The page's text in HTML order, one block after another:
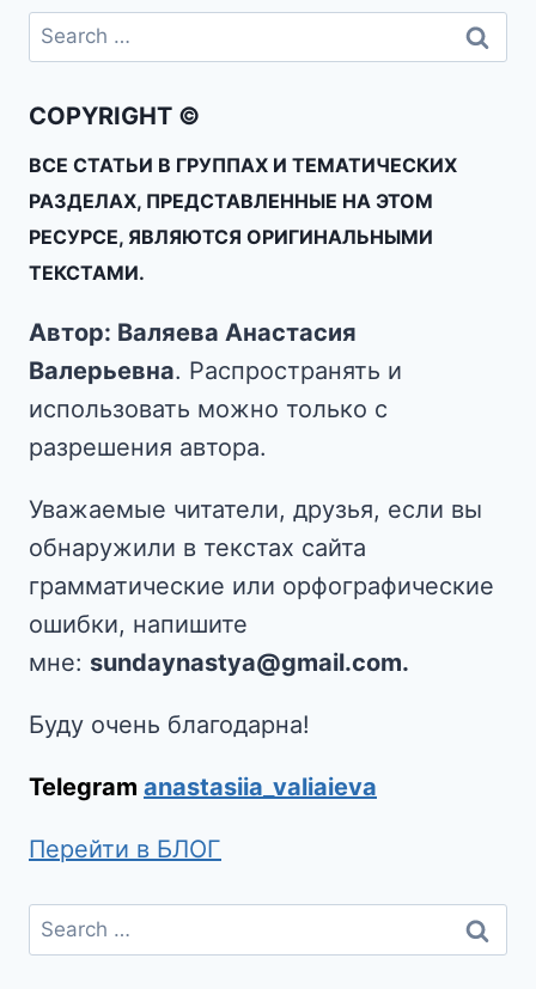
COPYRIGHT ©
ВСЕ СТАТЬИ В ГРУППАХ И ТЕМАТИЧЕСКИХ
РАЗДЕЛАХ, ПРЕДСТАВЛЕННЫЕ НА ЭТОМ
РЕСУРСЕ, ЯВЛЯЮТСЯ ОРИГИНАЛЬНЫМИ
ТЕКСТАМИ.
Автор: Валяева Анастасия
Валерьевна. Распространять и
использовать можно только с
разрешения автора.
Уважаемые читатели, друзья, если вы
обнаружили в текстах сайта
грамматические или орфографические
ошибки, напишите
мне: sundaynastya@gmail.com.
Буду очень благодарна!
Telegram anastasiia_valiaieva
Перейти в БЛОГ